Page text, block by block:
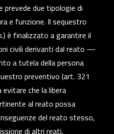
prevede due tipologie di
e funzione. Ilsequestro
è finalizzato a garantire il
civili derivanti dal reato —
a tutela della persona
preventivo(art. 321
che la libera
al reato possa
del reato stesso,
di altri reati.